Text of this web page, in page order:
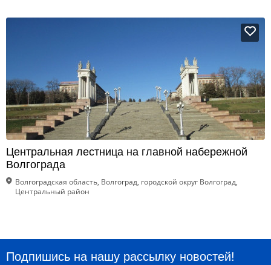
Центральная лестница на главной набережной
Волгограда
Волгоградская область, Волгоград, городской округ Волгоград,
Центральный район
Подпишись на нашу рассылку новостей!